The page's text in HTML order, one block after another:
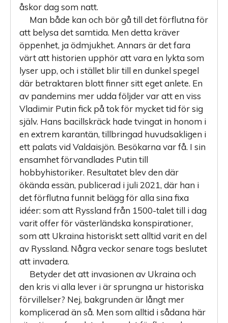
åskor dag som natt.
Man både kan och bör gå till det förflutna för
att belysa det samtida. Men detta kräver
öppenhet, ja ödmjukhet. Annars är det fara
värt att historien upphör att vara en lykta som
lyser upp, och i stället blir till en dunkel spegel
där betraktaren blott finner sitt eget anlete. En
av pandemins mer udda följder var att en viss
Vladimir Putin fick på tok för mycket tid för sig
själv. Hans bacillskräck hade tvingat in honom i
en extrem karantän, tillbringad huvudsakligen i
ett palats vid Valdaisjön. Besökarna var få. I sin
ensamhet förvandlades Putin till
hobbyhistoriker. Resultatet blev den där
ökända essän, publicerad i juli 2021, där han i
det förflutna funnit belägg för alla sina fixa
idéer: som att Ryssland från 1500-talet till i dag
varit offer för västerländska konspirationer,
som att Ukraina historiskt sett alltid varit en del
av Ryssland. Några veckor senare togs beslutet
att invadera.
Betyder det att invasionen av Ukraina och
den kris vi alla lever i är sprungna ur historiska
förvillelser? Nej, bakgrunden är långt mer
komplicerad än så. Men som alltid i sådana här